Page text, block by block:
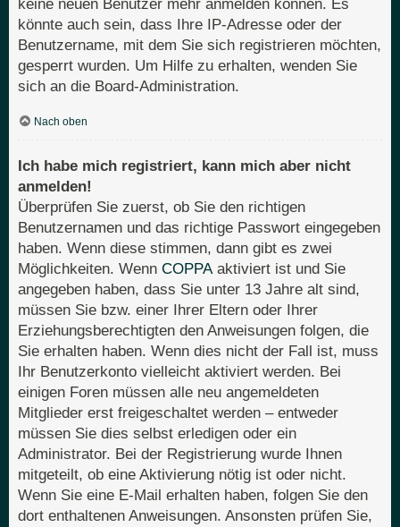
keine neuen Benutzer mehr anmelden können. Es
könnte auch sein, dass Ihre IP-Adresse oder der
Benutzername, mit dem Sie sich registrieren möchten,
gesperrt wurden. Um Hilfe zu erhalten, wenden Sie
sich an die Board-Administration.
Nach oben
Ich habe mich registriert, kann mich aber nicht
anmelden!
Überprüfen Sie zuerst, ob Sie den richtigen
Benutzernamen und das richtige Passwort eingegeben
haben. Wenn diese stimmen, dann gibt es zwei
Möglichkeiten. Wenn COPPAaktiviert ist und Sie
angegeben haben, dass Sie unter 13 Jahre alt sind,
müssen Sie bzw. einer Ihrer Eltern oder Ihrer
Erziehungsberechtigten den Anweisungen folgen, die
Sie erhalten haben. Wenn dies nicht der Fall ist, muss
Ihr Benutzerkonto vielleicht aktiviert werden. Bei
einigen Foren müssen alle neu angemeldeten
Mitglieder erst freigeschaltet werden – entweder
müssen Sie dies selbst erledigen oder ein
Administrator. Bei der Registrierung wurde Ihnen
mitgeteilt, ob eine Aktivierung nötig ist oder nicht.
Wenn Sie eine E-Mail erhalten haben, folgen Sie den
dort enthaltenen Anweisungen. Ansonsten prüfen Sie,